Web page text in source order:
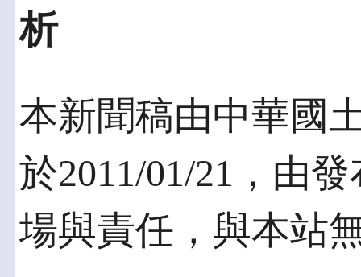
析
本新聞稿由中華國
於2011/01/21，由
場與責任，與本站